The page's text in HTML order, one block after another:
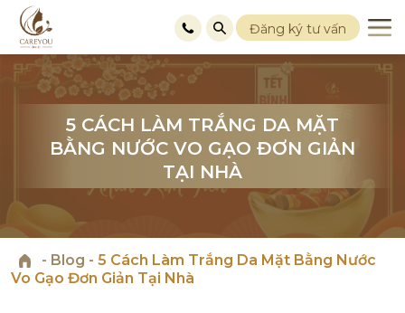
Đăng ký tư vấn
5 CÁCH LÀM TRẮNG DA MẶT
BẰNG NƯỚC VO GẠO ĐƠN GIẢN
TẠI NHÀ
5 CÁCH LÀM TRẮNG DA MẶT
BẰNG NƯỚC VO GẠO ĐƠN GIẢN
TẠI NHÀ
5 CÁCH LÀM TRẮNG DA MẶT
BẰNG NƯỚC VO GẠO ĐƠN GIẢN
TẠI NHÀ
- Blog - 5 Cách Làm Trắng Da Mặt Bằng Nước
Vo Gạo Đơn Giản Tại Nhà